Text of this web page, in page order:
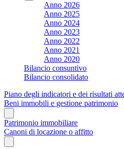
Anno 2026
Anno 2025
Anno 2024
Anno 2023
Anno 2022
Anno 2021
Anno 2020
Bilancio consuntivo
Bilancio consolidato
Piano degli indicatori e dei risultati
Beni immobili e gestione patrimonio
Patrimonio immobiliare
Canoni di locazione o affitto